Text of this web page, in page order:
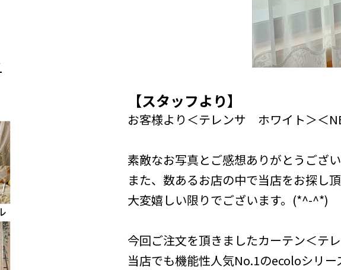
【スタッフより】
お客様より＜テレンサ ホワイト＞＜
素敵なお写真とご感想ありがとうござい
また、数あるお店の中で当店をお探し
大変嬉しい限りでございます。(*^-^*)
今回ご注文を頂きましたカーテン＜テ
当店でも機能性人気No.1のecoloシリー